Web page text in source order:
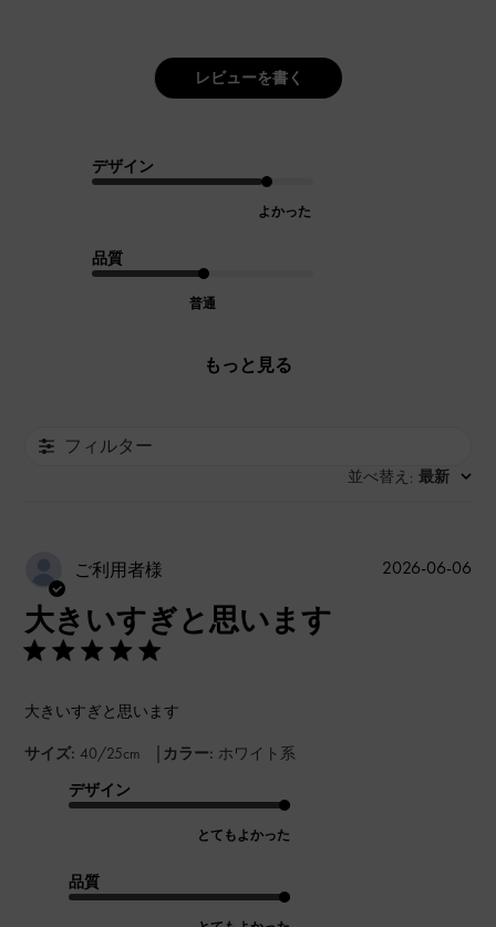
レビューを書く
デザイン
よかった
品質
普通
もっと見る
フィルター
並べ替え : 最新
ご利用者様
大きいすぎと思います
大きいすぎと思います
サイズ: 40/25cm | カラー: ホワイト系
デザイン
とてもよかった
品質
公
2026-06-06